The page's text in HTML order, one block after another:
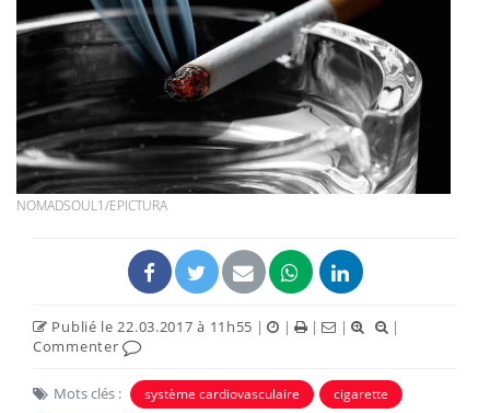
NOMADSOUL1/EPICTURA
Publié le 22.03.2017 à 11h55 | | | |
|
Commenter
Mots clés : système cardiovasculaire
cigarette